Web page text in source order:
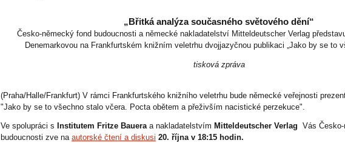
„Břitká analýza současného světového dění“
Česko-německý fond budoucnosti a německé nakladatelství Mitteldeutscher Verlag
Denemarkovou na Frankfurtském knižním veletrhu dvojjazyčnou publikaci „Jako by se to
tisková zpráva
(Praha/Halle/Frankfurt) V rámci Frankfurtského knižního veletrhu bude německé veřejnosti
"Jako by se to všechno stalo včera. Pocta obětem a přeživším nacistické perzekuce".
Ve spolupráci s Institutem Fritze Baueraa nakladatelstvím Mitteldeutscher Verlag Vás
budoucnosti zve na autorské čtení a diskusi 20. října v 18:15 hodin.